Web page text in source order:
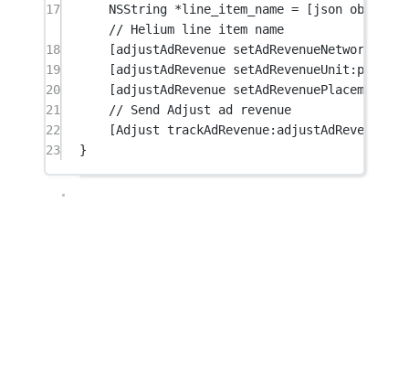
17
NSString *line_item_name = [json
// Helium line item name
18
[adjustAdRevenue setAdRevenueNetwork:
19
[adjustAdRevenue setAdRevenueUnit:
20
[adjustAdRevenue setAdRevenuePlacement:
21
// Send Adjust ad revenue
22
[Adjust trackAdRevenue: adjustAdRevenue];
23
}